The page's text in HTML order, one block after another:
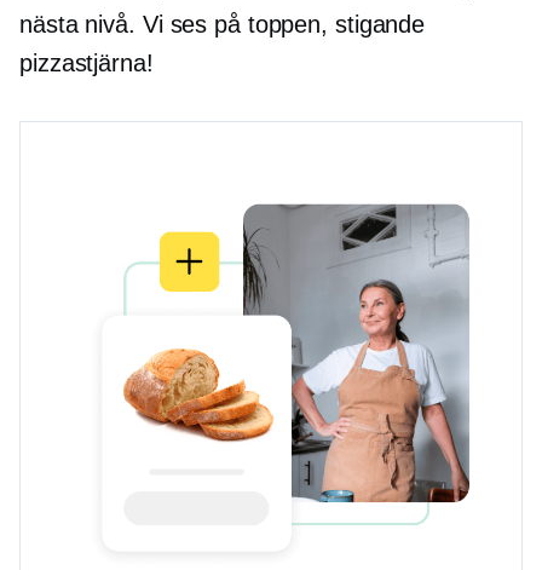
nästa nivå. Vi ses på toppen, stigande
pizzastjärna!